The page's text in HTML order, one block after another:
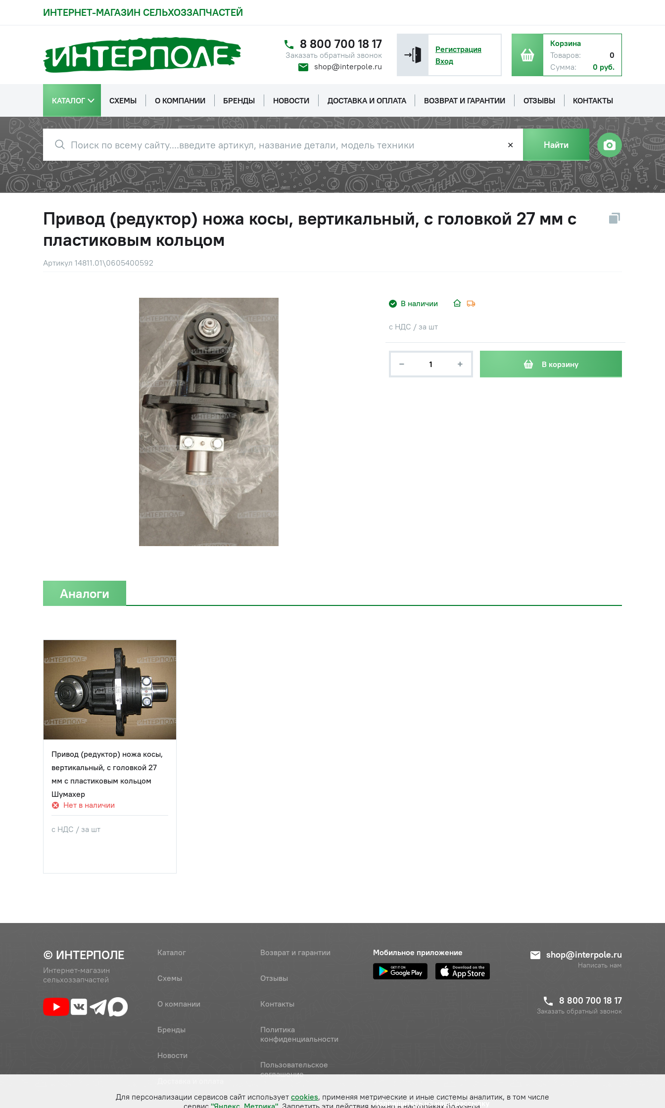
ИНТЕРНЕТ-МАГАЗИН СЕЛЬХОЗЗАПЧАСТЕЙ
8 800 700 18 17
Заказать обратный звонок
shop@interpole.ru
Регистрация
Вход
Корзина
Товаров:
0
Сумма:
0 руб.
КАТАЛОГ СХЕМЫ О КОМПАНИИ БРЕНДЫ НОВОСТИ ДОСТАВКА И ОПЛАТА ВОЗВРАТ И ГАРАНТИИ ОТЗЫВЫ КОНТАКТЫ
✕ Найти
Привод (редуктор) ножа косы, вертикальный, с головкой 27 мм с
пластиковым кольцом
Артикул 14811.01\0605400592
В наличии
с НДС / за шт
− + В корзину
Аналоги
Привод (редуктор) ножа косы,
вертикальный, с головкой 27
мм с пластиковым кольцом
Шумахер
Нет в наличии
с НДС / за шт
© ИНТЕРПОЛЕ
Интернет-магазин
сельхоззапчастей
Каталог
Схемы
О компании
Бренды
Новости
Возврат и гарантии
Отзывы
Контакты
Политика
конфиденциальности
Пользовательское
соглашение
Мобильное приложение shop@interpole.ru
Написать нам
8 800 700 18 17
Заказать обратный звонок
Подпишитесь на нашу рассылку
Для персонализации сервисов сайт использует cookies, применяя метрические и иные системы аналитик, в том числе
сервис "Яндекс. Метрика". Запретить эти действия можно в настройках браузера.